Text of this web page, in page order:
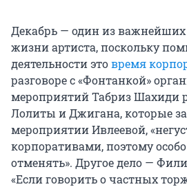
Декабрь — один из важнейших
жизни артиста, поскольку
деятельности этовремя
разговоре с «Фонтанкой»
мероприятий Табриз Шахиди
Лолиты и Джигана, которые
мероприятии Ивлеевой,
корпоративами, поэтому
отменять». Другое дело —
«Если говорить о частных